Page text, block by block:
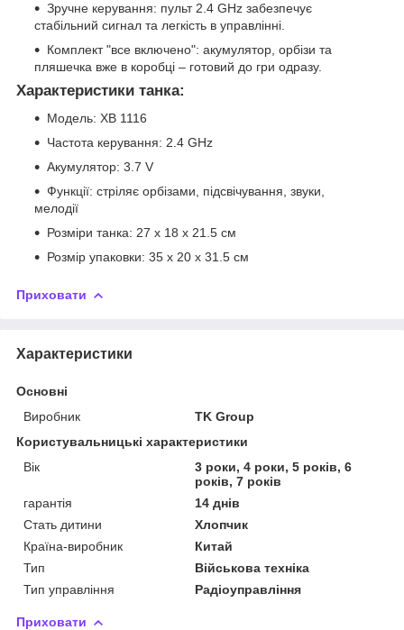
Зручне керування: пульт 2.4 GHz забезпечує
стабільний сигнал та легкість в управлінні.
Комплект "все включено": акумулятор, орбізи та
пляшечка вже в коробці – готовий до гри одразу.
Характеристики танка:
Модель: XB 1116
Частота керування: 2.4 GHz
Акумулятор: 3.7 V
Функції: стріляє орбізами, підсвічування, звуки,
мелодії
Розміри танка: 27 x 18 x 21.5 см
Розмір упаковки: 35 x 20 x 31.5 см
Приховати
Характеристики
Основні
Виробник
TK Group
Користувальницькі характеристики
Вік
3 роки, 4 роки, 5 років, 6
років, 7 років
гарантія
14 днів
Стать дитини
Хлопчик
Країна-виробник
Китай
Тип
Військова техніка
Тип управління
Радіоуправління
Приховати